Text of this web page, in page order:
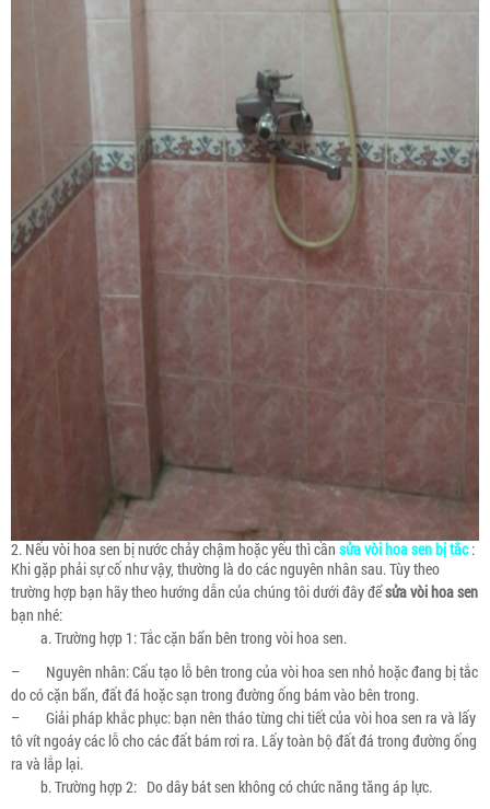
2. Nếu vòi hoa sen bị nước chảy chậm hoặc yếu thì cần sửa vòi hoa sen bị tắc:
Khi gặp phải sự cố như vậy, thường là do các nguyên nhân sau. Tùy theo
trường hợp bạn hãy theo hướng dẫn của chúng tôi dưới đây đểsửa vòi hoa sen
bạn nhé:
Trường hợp 1: Tắc cặn bẩn bên trong vòi hoa sen.
– Nguyên nhân: Cấu tạo lỗ bên trong của vòi hoa sen nhỏ hoặc đang bị tắc
do có cặn bẩn, đất đá hoặc sạn trong đường ống bám vào bên trong.
– Giải pháp khắc phục: bạn nên tháo từng chi tiết của vòi hoa sen ra và lấy
tô vít ngoáy các lỗ cho các đất bám rơi ra. Lấy toàn bộ đất đá trong đường ống
ra và lắp lại.
Trường hợp 2: Do dây bát sen không có chức năng tăng áp lực.